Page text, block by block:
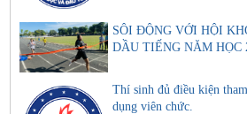
SÔI ĐỘNG VỚI HỘI
DẦU TIẾNG NĂM HỌC
Thí sinh đủ điều kiện
dụng viên chức.